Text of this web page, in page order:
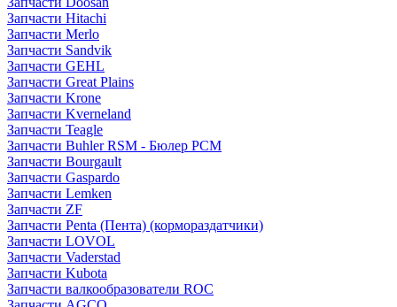
Запчасти Hitachi
Запчасти Merlo
Запчасти Sandvik
Запчасти GEHL
Запчасти Great Plains
Запчасти Krone
Запчасти Kverneland
Запчасти Teagle
Запчасти Buhler RSM - Бюлер РСМ
Запчасти Bourgault
Запчасти Gaspardo
Запчасти Lemken
Запчасти ZF
Запчасти Penta (Пента) (кормораздатчики)
Запчасти LOVOL
Запчасти Vaderstad
Запчасти Kubota
Запчасти валкообразователи ROC